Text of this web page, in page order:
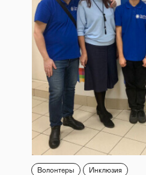
Волонтеры Инклюзия